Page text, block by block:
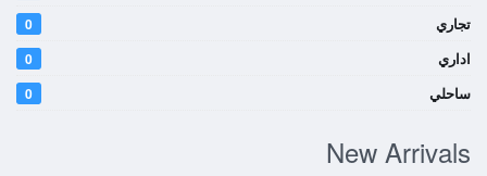
تجاري 0
اداري 0
ساحلي 0
New Arrivals